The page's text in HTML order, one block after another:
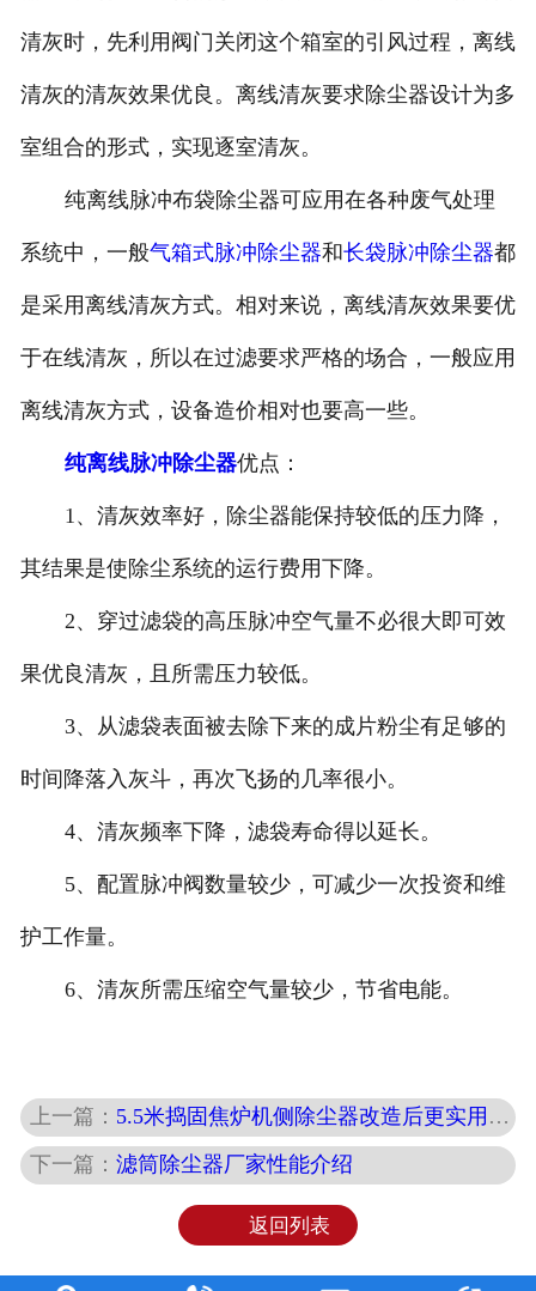
清灰时，先利用阀门关闭这个箱室的引风过程，离线
清灰的清灰效果优良。离线清灰要求除尘器设计为多
室组合的形式，实现逐室清灰。
纯离线脉冲布袋除尘器可应用在各种废气处理
系统中，一般气箱式脉冲除尘器和长袋脉冲除尘器都
是采用离线清灰方式。相对来说，离线清灰效果要优
于在线清灰，所以在过滤要求严格的场合，一般应用
离线清灰方式，设备造价相对也要高一些。
纯离线脉冲除尘器优点：
1、清灰效率好，除尘器能保持较低的压力降，
其结果是使除尘系统的运行费用下降。
2、穿过滤袋的高压脉冲空气量不必很大即可效
果优良清灰，且所需压力较低。
3、从滤袋表面被去除下来的成片粉尘有足够的
时间降落入灰斗，再次飞扬的几率很小。
4、清灰频率下降，滤袋寿命得以延长。
5、配置脉冲阀数量较少，可减少一次投资和维
护工作量。
6、清灰所需压缩空气量较少，节省电能。
上一篇： 5.5米捣固焦炉机侧除尘器改造后更实用、经济、安 全
下一篇：滤筒除尘器厂家性能介绍
返回列表